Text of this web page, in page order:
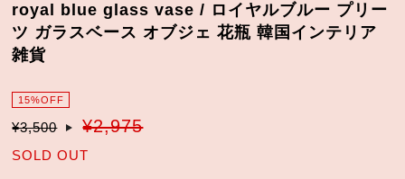
royal blue glass vase / ロイヤルブルー プリー
ツ ガラスベース オブジェ 花瓶 韓国インテリア
雑貨
15%OFF
¥3,500 ¥2,975
SOLD OUT